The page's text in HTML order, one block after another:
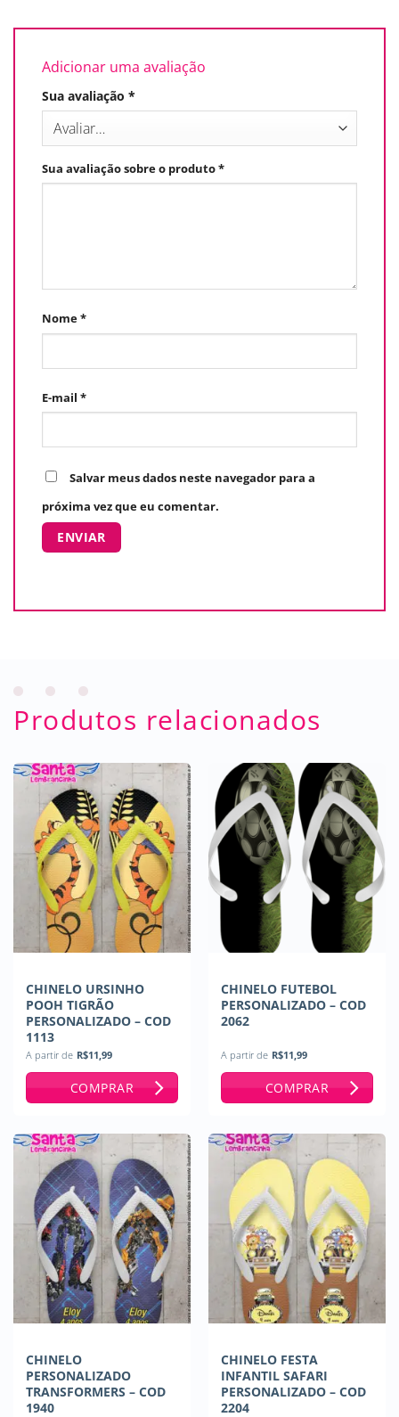
Adicionar uma avaliação
Sua avaliação *
Sua avaliação sobre o produto*
Nome*
E-mail *
Salvar meus dados neste navegador para a
próxima vez que eu comentar.
Produtos relacionados
CHINELO URSINHO
POOH TIGRÃO
PERSONALIZADO – COD
1113
A partir de R$11,99
COMPRAR
CHINELO FUTEBOL
PERSONALIZADO – COD
2062
A partir de R$11,99
COMPRAR
CHINELO
PERSONALIZADO
TRANSFORMERS – COD
1940
CHINELO FESTA
INFANTIL SAFARI
PERSONALIZADO – COD
2204